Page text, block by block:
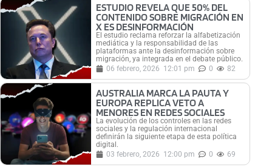
ESTUDIO REVELA QUE 50% DEL
CONTENIDO SOBRE MIGRACIÓN EN
X ES DESINFORMACIÓN
El estudio reclama reforzar la alfabetización
mediática y la responsabilidad de las
plataformas ante la desinformación sobre
migración, ya integrada en el debate público.
06 febrero, 2026 12:01 pm 0 82
AUSTRALIA MARCA LA PAUTA Y
EUROPA REPLICA VETO A
MENORES EN REDES SOCIALES
La evolución de los controles en las redes
sociales y la regulación internacional
definirán la siguiente etapa de esta política
digital.
03 febrero, 2026 12:00 pm 0 69